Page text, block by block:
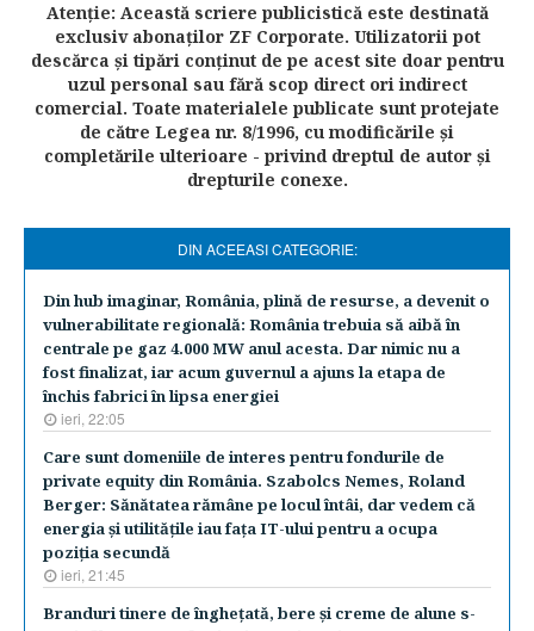
Atenţie: Această scriere publicistică este destinată
exclusiv abonaţilor ZF Corporate. Utilizatorii pot
descărca şi tipări conţinut de pe acest site doar pentru
uzul personal sau fără scop direct ori indirect
comercial. Toate materialele publicate sunt protejate
de către Legea nr. 8/1996, cu modificările şi
completările ulterioare - privind dreptul de autor şi
drepturile conexe.
DIN ACEEASI CATEGORIE:
Din hub imaginar, România, plină de resurse, a devenit o
vulnerabilitate regională: România trebuia să aibă în
centrale pe gaz 4.000 MW anul acesta. Dar nimic nu a
fost finalizat, iar acum guvernul a ajuns la etapa de
închis fabrici în lipsa energiei
ieri, 22:05
Care sunt domeniile de interes pentru fondurile de
private equity din România. Szabolcs Nemes, Roland
Berger: Sănătatea rămâne pe locul întâi, dar vedem că
energia şi utilităţile iau faţa IT-ului pentru a ocupa
poziţia secundă
ieri, 21:45
Branduri tinere de îngheţată, bere şi creme de alune s-